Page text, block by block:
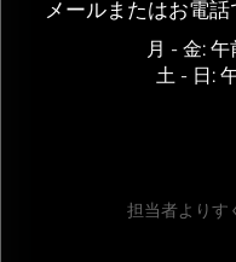
メールまたはお電
月 - 金:
土 - 日:
担当者よりす